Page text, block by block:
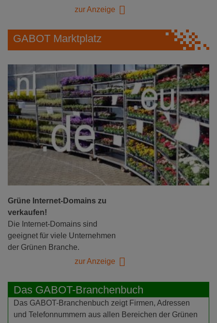
zur Anzeige
GABOT Marktplatz
Grüne Internet-Domains zu
verkaufen!
Die Internet-Domains sind
geeignet für viele Unternehmen
der Grünen Branche.
zur Anzeige
Das GABOT-Branchenbuch
Das GABOT-Branchenbuch zeigt Firmen, Adressen
und Telefonnummern aus allen Bereichen der Grünen